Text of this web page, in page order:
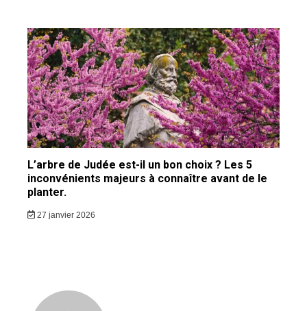
L’arbre de Judée est-il un bon choix ? Les 5
inconvénients majeurs à connaître avant de le
planter.
27 janvier 2026